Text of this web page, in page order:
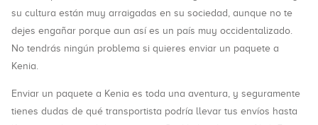
su cultura están muy arraigadas en su sociedad, aunque no te
dejes engañar porque aun así es un país muy occidentalizado.
No tendrás ningún problema si quieres enviar un paquete a
Kenia.
Enviar un paquete a Kenia es toda una aventura, y seguramente
tienes dudas de qué transportista podría llevar tus envíos hasta